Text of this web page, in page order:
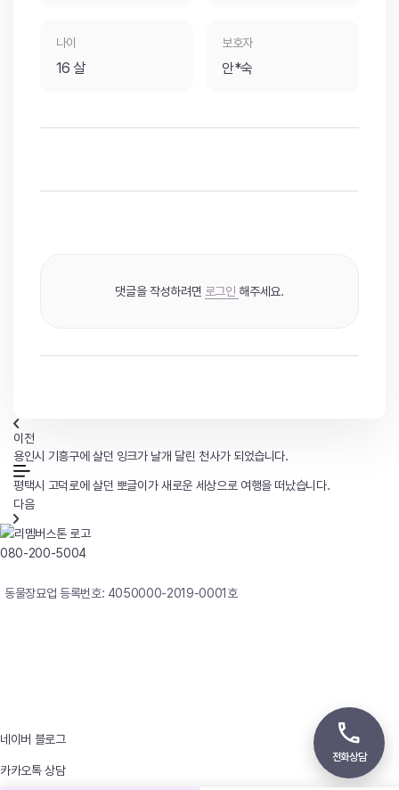
나이
16 살
보호자
안*숙
댓글을 작성하려면 로그인 해주세요.
이전
용인시 기흥구에 살던 잉크가 날개 달린 천사가 되었습니다.
평택시 고덕로에 살던 뽀글이가 새로운 세상으로 여행을 떠났습니다.
다음
080-200-5004
동물장묘업 등록번호: 4050000-2019-0001호
네이버 블로그
카카오톡 상담
전화상담